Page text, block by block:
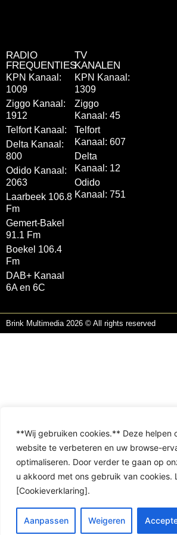
**Wij gebruiken cookies.** Deze helpen
website te verbeteren en uw browse-
optimaliseren. Door verder te gaan op
u akkoord met ons gebruik van cookies.
[Cookieverklaring].
Aanpassen Weigeren
RADIO
FREQUENTIES
KPN Kanaal:
1009
Ziggo Kanaal:
1912
Telfort Kanaal:
Delta Kanaal:
800
Odido Kanaal:
2063
Laarbeek 106.8
Fm
Gemert-Bakel
91.1 Fm
Boekel 106.4
Fm
DAB+ Kanaal
6A en 6C
TV
KANALEN
KPN Kanaal:
1309
Ziggo
Kanaal: 45
Telfort
Kanaal: 607
Delta
Kanaal: 12
Odido
Kanaal: 751
Brink Multimedia 2026 © All rights reserved